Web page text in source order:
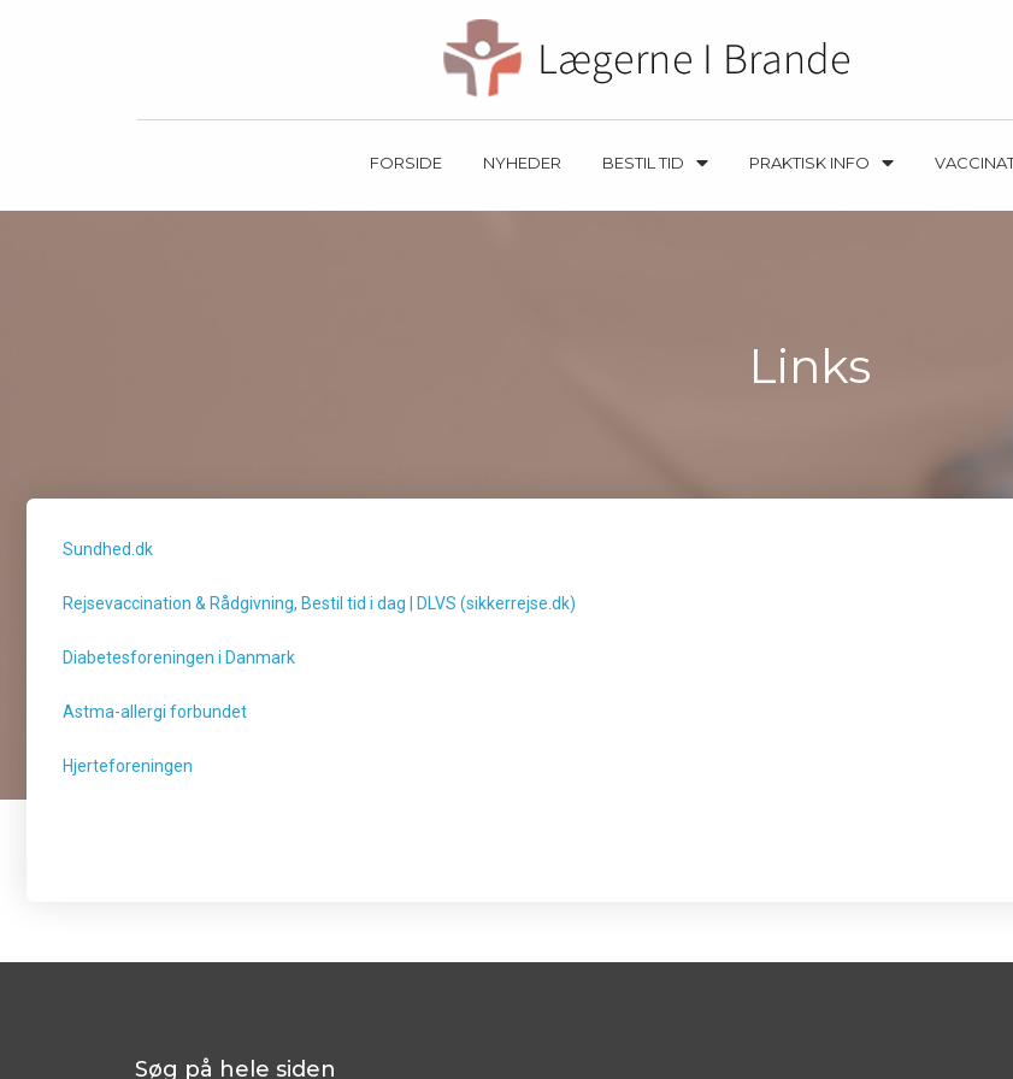
FORSIDE NYHEDER BESTIL TID PRAKTISK INFO
Links
Sundhed.dk
Rejsevaccination & Rådgivning, Bestil tid i dag | DLVS (sikkerrejse.dk)
Diabetesforeningen i Danmark
Astma-allergi forbundet
Hjerteforeningen
Søg på hele siden